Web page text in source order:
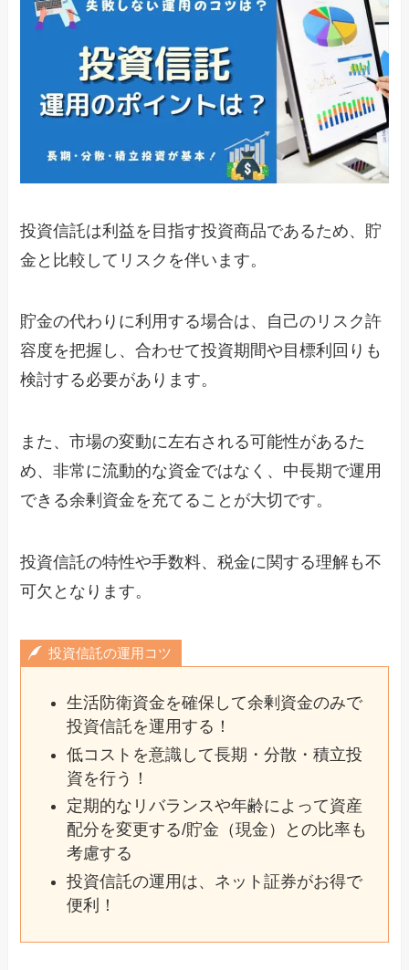
投資信託は利益を目指す投資商品であるため、貯
金と比較してリスクを伴います。
貯金の代わりに利用する場合は、自己のリスク許
容度を把握し、合わせて投資期間や目標利回りも
検討する必要があります。
また、市場の変動に左右される可能性があるた
め、非常に流動的な資金ではなく、中長期で運用
できる余剰資金を充てることが大切です。
投資信託の特性や手数料、税金に関する理解も不
可欠となります。
投資信託の運用コツ
生活防衛資金を確保して余剰資金のみで
投資信託を運用する！
低コストを意識して長期・分散・積立投
資を行う！
定期的なリバランスや年齢によって資産
配分を変更する/貯金（現金）との比率も
考慮する
投資信託の運用は、ネット証券がお得で
便利！